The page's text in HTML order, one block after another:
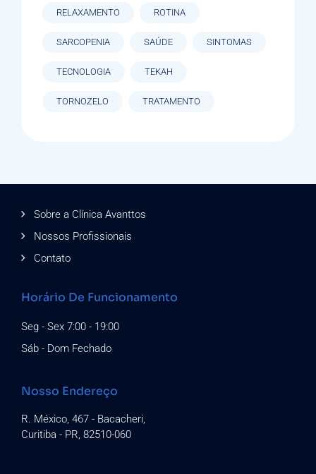
RELAXAMENTO ROTINA
SARCOPENIA SAÚDE SINTOMAS
TECNOLOGIA TEKAH
TORNOZELO TRATAMENTO
Sobre a Clínica Avanttos
Nossos Profissionais
Contato
Horário De Funcionamento
Seg - Sex 7:00 - 19:00
Sáb - Dom Fechado
Nosso Endereço
R. México, 467 - Bacacheri,
Curitiba - PR, 82510-060